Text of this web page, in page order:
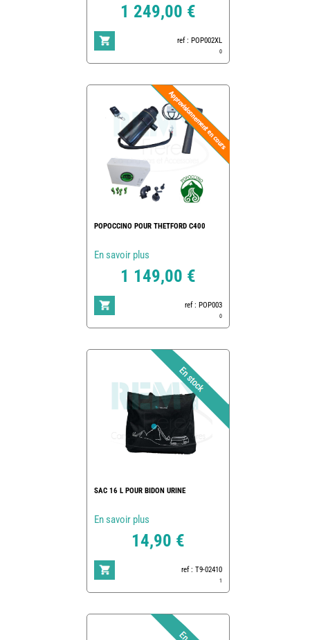
1 249,00 €
ref : POP002XL
0
POPOCCINO POUR THETFORD C400
En savoir plus
1 149,00 €
ref : POP003
0
SAC 16 L POUR BIDON URINE
En savoir plus
14,90 €
ref : T9-02410
1